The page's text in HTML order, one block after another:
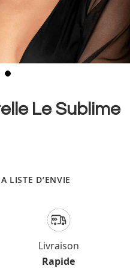
Le Sublime
LISTE D’ENVIE
Livraison
Rapide